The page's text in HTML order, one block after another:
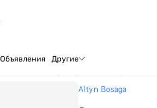
Объявления Другие
Altyn Bosaga